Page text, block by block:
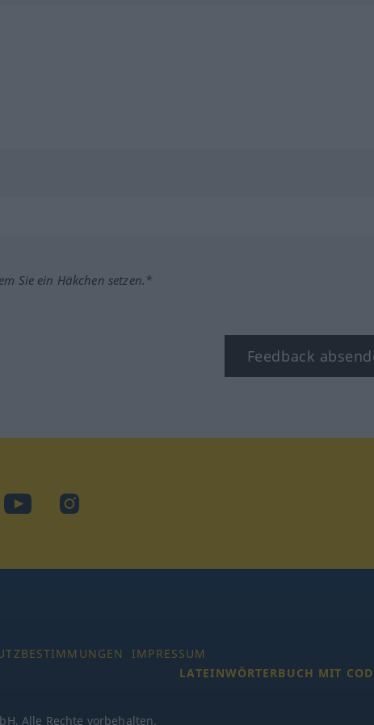
Sie ein Häkchen setzen.*
Feedback
YouTubeInstagram
IMPRESSUM
LATEINWÖRTERBUCH MIT
Alle Rechte vorbehalten.